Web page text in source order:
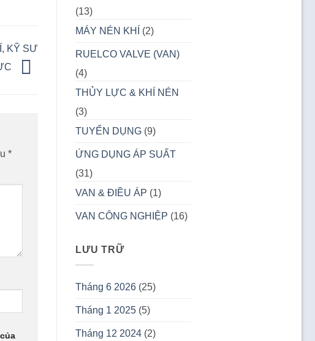
KỸ SƯ
*
(13)
MÁY NÉN KHÍ
(2)
RUELCO VALVE (VAN)
(4)
THỦY LỰC & KHÍ NÉN
(3)
TUYỂN DỤNG (9)
ỨNG DỤNG ÁP SUẤT
(31)
VAN & ĐIỀU ÁP (1)
VAN CÔNG NGHIỆP (16)
LƯU TRỮ
Tháng 6 2026 (25)
Tháng 1 2025 (5)
Tháng 12 2024 (2)